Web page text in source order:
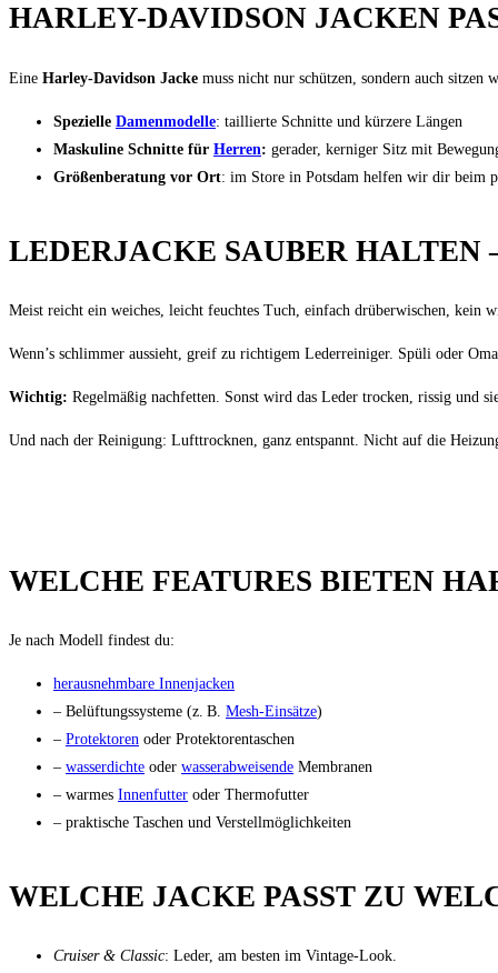
HARLEY-DAVIDSON JACKEN
Eine Harley-Davidson Jacke muss nicht nur schützen, sondern auch sitzen
Spezielle Damenmodelle: taillierte Schnitte und kürzere Längen
Maskuline Schnitte für Herren: gerader, kerniger Sitz mit
Größenberatung vor Ort: im Store in Potsdam helfen wir dir beim
LEDERJACKE SAUBER HALTEN
Meist reicht ein weiches, leicht feuchtes Tuch, einfach drüberwischen, kein
Wenn’s schlimmer aussieht, greif zu richtigem Lederreiniger. Spüli oder
Wichtig: Regelmäßig nachfetten. Sonst wird das Leder trocken, rissig und
Und nach der Reinigung: Lufttrocknen, ganz entspannt. Nicht auf die
WELCHE FEATURES BIETEN
Je nach Modell findest du:
herausnehmbare Innenjacken
– Belüftungssysteme (z. B. Mesh-Einsätze)
– Protektoren oder Protektorentaschen
– wasserdichte oder wasserabweisende Membranen
– warmes Innenfutter oder Thermofutter
– praktische Taschen und Verstellmöglichkeiten
WELCHE JACKE PASST ZU
Cruiser & Classic: Leder, am besten im Vintage-Look.